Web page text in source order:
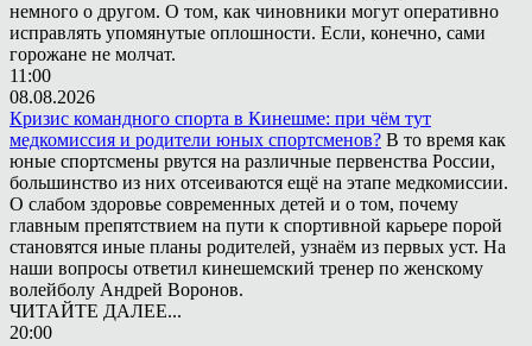
немного о другом. О том, как чиновники могут оперативно
исправлять упомянутые оплошности. Если, конечно, сами
горожане не молчат.
11:00
08.08.2026
Кризис командного спорта в Кинешме: при чём тут
медкомиссия и родители юных спортсменов? В то время как
юные спортсмены рвутся на различные первенства России,
большинство из них отсеиваются ещё на этапе медкомиссии.
О слабом здоровье современных детей и о том, почему
главным препятствием на пути к спортивной карьере порой
становятся иные планы родителей, узнаём из первых уст. На
наши вопросы ответил кинешемский тренер по женскому
волейболу Андрей Воронов.
ЧИТАЙТЕ ДАЛЕЕ...
20:00